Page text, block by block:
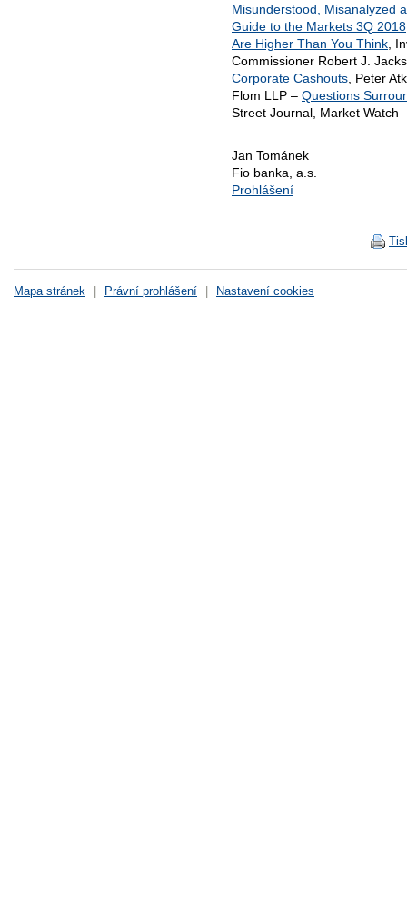
Misunderstood, Misanalyzed
Guide to the Markets 3Q 2018
Are Higher Than You Think ,
Commissioner Robert J.
Corporate Cashouts , Peter
Flom LLP – Questions
Street Journal, Market Watch
Jan Tománek
Fio banka, a.s.
Prohlášení
Mapa stránek Právní prohlášení Nastavení cookies